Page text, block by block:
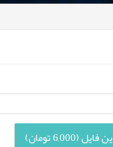
(6,000 تومان)